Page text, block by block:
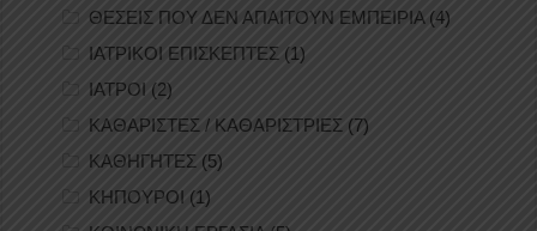
ΘΕΣΕΙΣ ΠΟΥ ΔΕΝ ΑΠΑΙΤΟΥΝ ΕΜΠΕΙΡΙΑ(4)
ΙΑΤΡΙΚΟΙ ΕΠΙΣΚΕΠΤΕΣ (1)
ΙΑΤΡΟΙ (2)
ΚΑΘΑΡΙΣΤΕΣ / ΚΑΘΑΡΙΣΤΡΙΕΣ (7)
ΚΑΘΗΓΗΤΕΣ (5)
ΚΗΠΟΥΡΟΙ (1)